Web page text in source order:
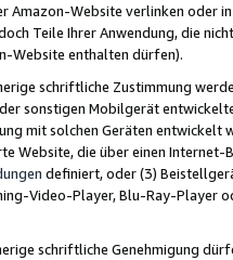
Amazon-Website verlinken oder
Teile Ihrer Anwendung, die
Website enthalten dürfen).
schriftliche Zustimmung
sonstigen Mobilgerät
mit solchen Geräten
Website, die über einen
definiert, oder (3)
Video-Player, Blu-Ray-Player
schriftliche Genehmigung